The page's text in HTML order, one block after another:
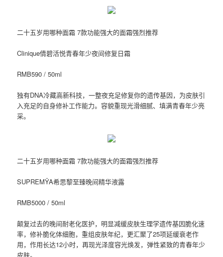
二十五岁用哪种面霜 7款功能强大的面霜强烈推荐
Clinique倩碧活悦青春年少夜间修复日霜
RMB590 / 50ml
独有DNA冷藏高新科技，一整夜充足修复你的遗传基因，为皮肤引
入充足的自身修补工作能力。容貌重现光滑细腻、填满青春年少亮
采。
二十五岁用哪种面霜 7款功能强大的面霜强烈推荐
SUPREMŸA希思黎至臻晚间精华液露
RMB5000 / 50ml
颠复过去的晚间耐老化医护，明显减缓皮肤生理学遗传基因脆化速
率，修补脆化体细胞，重组皮肤年纪，更汇聚了25项延缓衰老作
用，作用长达12小时，再现光泽度容光焕发，弹性紧致的青春年少
皮肤。